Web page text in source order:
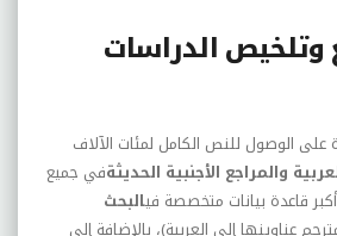
وتلخيص الدراسات
على الوصول للنص الكامل لمئات الآلاف
والمراجع الأجنبية الحديثةفي جميع
قاعدة بيانات متخصصة فيالبحث
عناوينها إلى العربية)، بالإضافة إلى